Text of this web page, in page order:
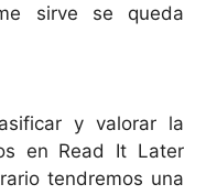
sirve se queda
y valorar la
en Read It Later
tendremos una